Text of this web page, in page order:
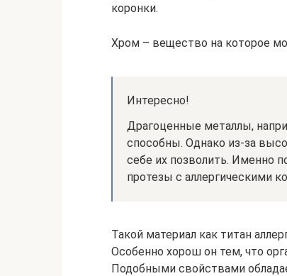
коронки.
Хром – вещество на которое
Интересно!
Драгоценные металлы,
способны. Однако из-за
себе их позволить. Именно
протезы с аллергическими
Такой материал как титан
Особенно хорош он тем, что
Подобными свойствами